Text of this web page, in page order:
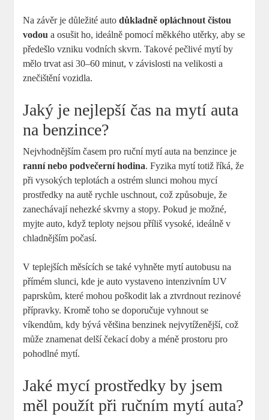
Na závěr je důležité autodůkladně opláchnout čistou
vodou a osušit ho, ideálně pomocí měkkého utěrky, aby se
předešlo vzniku vodních skvrn. Takové pečlivé mytí by
mělo trvat asi 30–60 minut, v závislosti na velikosti a
znečištění vozidla.
Jaký je nejlepší čas na mytí auta
na benzince?
Nejvhodnějším časem pro ruční mytí auta na benzince je
ranní nebo podvečerní hodina. Fyzika mytí totiž říká, že
při vysokých teplotách a ostrém slunci mohou mycí
prostředky na autě rychle uschnout, což způsobuje, že
zanechávají nehezké skvrny a stopy. Pokud je možné,
myjte auto, když teploty nejsou příliš vysoké, ideálně v
chladnějším počasí.
V teplejších měsících se také vyhněte mytí autobusu na
přímém slunci, kde je auto vystaveno intenzivním UV
paprskům, které mohou poškodit lak a ztvrdnout rezinové
přípravky. Kromě toho se doporučuje vyhnout se
víkendům, kdy bývá většina benzinek nejvytíženější, což
může znamenat delší čekací doby a méně prostoru pro
pohodlné mytí.
Jaké mycí prostředky by jsem
měl použít při ručním mytí auta?